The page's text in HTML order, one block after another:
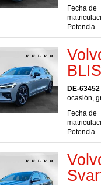
Fecha de
Potencia
DE-
ocasión,
Fecha de
Potencia